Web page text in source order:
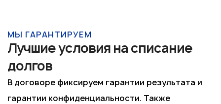
МЫ ГАРАНТИРУЕМ
Лучшие условия на списание
долгов
В договоре фиксируем гарантии результата и
гарантии конфиденциальности. Также